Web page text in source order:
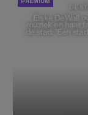
DE
Elske DeWall
muziek en haar
de stad: 'Een